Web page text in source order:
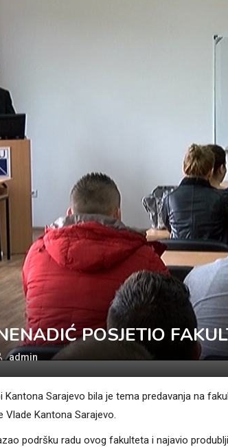
POSJETIO
admin
Kantona Sarajevo bila je tema predavanja na
Vlade Kantona Sarajevo.
podršku radu ovog fakulteta i najavio